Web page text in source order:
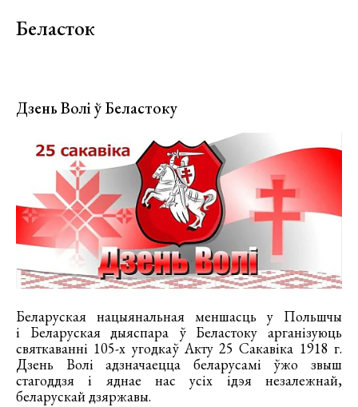
Беласток
Дзень Волі ў Беластоку
Беларуская нацыянальная меншасць у Польшчы
і Беларуская дыяспара ў Беластоку арганізуюць
святкаванні 105-х угодкаў Акту 25 Сакавіка 1918 г.
Дзень Волі адзначаецца беларусамі ўжо звыш
стагоддзя і яднае нас усіх ідэя незалежнай,
беларускай дзяржавы.